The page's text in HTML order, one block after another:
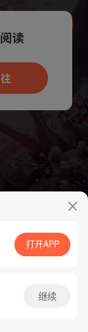
App免费看
费看
打开APP
继续
新用
读